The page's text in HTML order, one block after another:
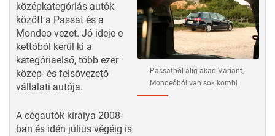
Passatból alig akad Variant,
Mondeóból van sok kombi
középkategóriás autók
között a Passat és a
Mondeo vezet. Jó ideje e
kettőből kerül ki a
kategóriaelső, több ezer
közép- és felsővezető
vállalati autója.
A cégautók királya 2008-
ban és idén július végéig is